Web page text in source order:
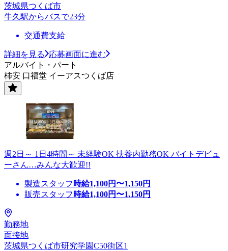
茨城県つくば市
牛久駅からバスで23分
交通費支給
詳細を見る
応募画面に進む
アルバイト・パート
柿安 口福堂 イーアスつくば店
週2日～ 1日4時間～ 未経験OK 扶養内勤務OK バイトデビュ
ーさん…みんな大歓迎!!
製造スタッフ 時給1,100円〜1,150円
販売スタッフ 時給1,100円〜1,150円
勤務地
面接地
茨城県つくば市研究学園C50街区1